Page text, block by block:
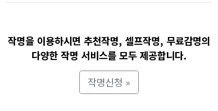
작명을 이용하시면 추천작명, 셀프작명, 무료감명의
다양한 작명 서비스를 모두 제공합니다.
작명신청 »